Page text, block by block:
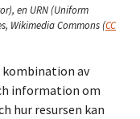
en URN (Uniform
Wikimedia Commons(CC
kombination av
information om
hur resursen kan